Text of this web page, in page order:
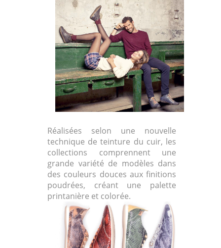
Réalisées selon une nouvelle
technique de teinture du cuir, les
collections comprennent une
grande variété de modèles dans
des couleurs douces aux finitions
poudrées, créant une palette
printanière et colorée.